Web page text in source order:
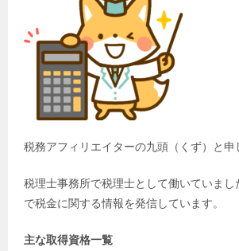
税務アフィリエイターの九頭（くず）と申
税理士事務所で税理士として働いていまし
で税金に関する情報を発信しています。
主な取得資格一覧